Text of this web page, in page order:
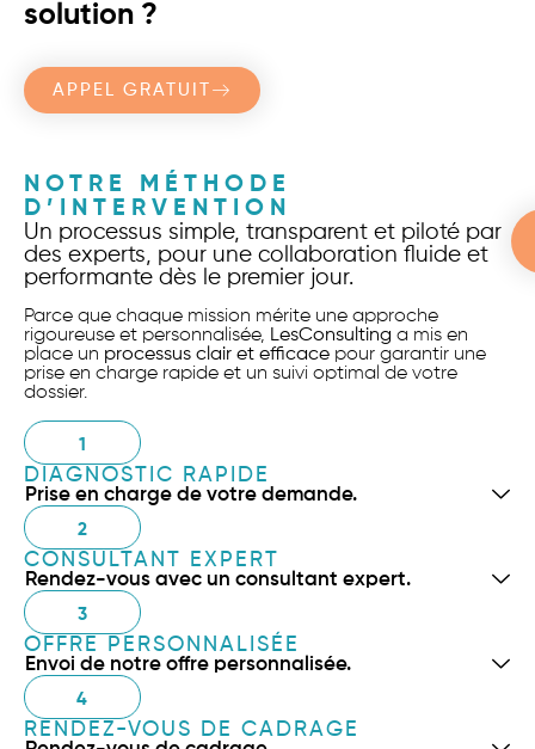
solution ?
APPEL GRATUIT
NOTRE MÉTHODE
D’INTERVENTION
Un processus simple, transparent et piloté par
des experts, pour une collaboration fluide et
performante dès le premier jour.
Parce que chaque mission mérite une approche
rigoureuse et personnalisée, LesConsulting a mis en
place un processus clair et efficace pour garantir une
prise en charge rapide et un suivi optimal de votre
dossier.
1
DIAGNOSTIC RAPIDE
Prise en charge de votre demande.
2
CONSULTANT EXPERT
Rendez-vous avec un consultant expert.
3
OFFRE PERSONNALISÉE
Envoi de notre offre personnalisée.
4
RENDEZ-VOUS DE CADRAGE